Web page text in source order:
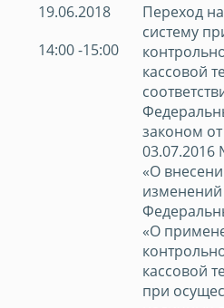
19.06.2018
14:00 -15:00
Переход
систему
кассовой
законом от
«О
«О
кассовой
при